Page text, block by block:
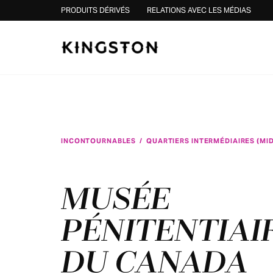
Skip to contentPRODUITS DÉRIVÉS RELATIONS AVEC LES MÉDIAS
INCONTOURNABLES / QUARTIERS INTERMÉDIAIRES
MUSÉE
DU CANADA